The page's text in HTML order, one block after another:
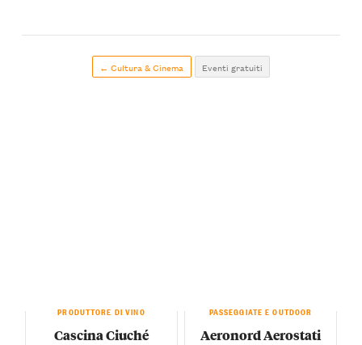
← Cultura & Cinema Eventi gratuiti
PRODUTTORE DI VINO
Cascina Ciuché
PASSEGGIATE E OUTDOOR
Aeronord Aerostati